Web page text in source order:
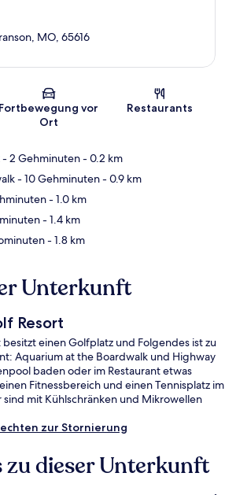
Karte
MO, 65616
Fortbewegung vor
Ort
Restaurants
- 2 Gehminuten- 0.2 km
- 10 Gehminuten- 0.9 km
- 1.0 km
- 1.4 km
- 1.8 km
Unterkunft
Resort
besitzt einen Golfplatz und Folgendes ist zu
Aquarium at the Boardwalk und Highway
baden oder im Restaurant etwas
Fitnessbereich und einen Tennisplatz im
mit Kühlschränken und Mikrowellen
zur Stornierung
zu dieser Unterkunft